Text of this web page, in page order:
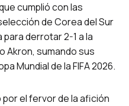
cumplió con las
de Corea del Sur
derrotar 2-1 a la
Akron, sumando sus
Mundial de la FIFA 2026.
el fervor de la afición